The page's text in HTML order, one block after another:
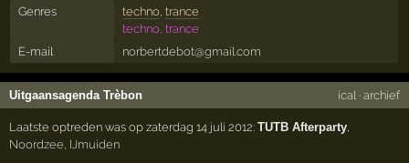
Genres techno, trance
techno, trance
E-mail
norbertdebot@gmail.com
Uitgaansagenda Trèbon ical· archief
Laatste optreden was op zaterdag 14 juli 2012:TUTB Afterparty
Noordzee IJmuiden